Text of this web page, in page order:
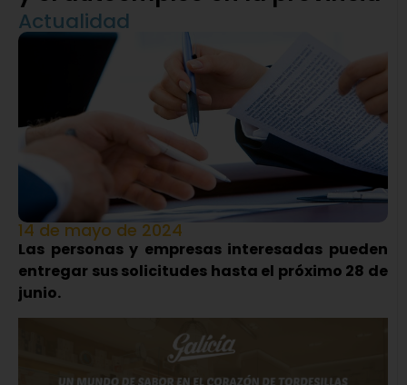
Actualidad
14 de mayo de 2024
Las personas y empresas interesadas pueden
entregar sus solicitudes hasta el próximo 28 de
junio.